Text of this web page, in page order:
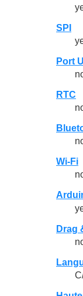
SPI
Port
RTC
Wi-Fi
Drag